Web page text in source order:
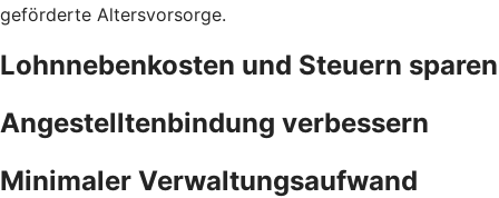
geförderte Altersvorsorge.
Lohnnebenkosten und Steuern sparen
Angestelltenbindung verbessern
Minimaler Verwaltungsaufwand